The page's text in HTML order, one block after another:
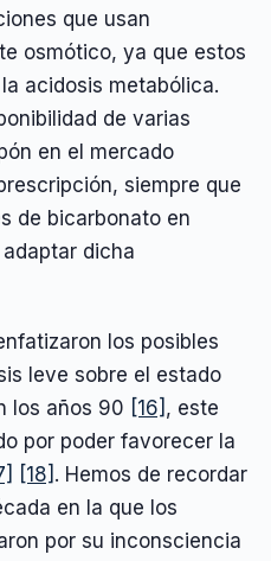
que usan
osmótico, ya que estos
acidosis metabólica.
de varias
en el mercado
siempre que
de bicarbonato en
dicha
los posibles
leve sobre el estado
los años 90 [16] , este
por poder favorecer la
[18] . Hemos de recordar
en la que los
por su inconsciencia